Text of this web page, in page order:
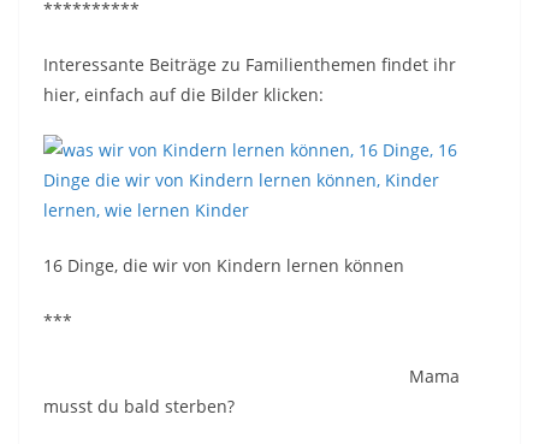
**********
Interessante Beiträge zu Familienthemen findet ihr
hier, einfach auf die Bilder klicken:
16 Dinge, die wir von Kindern lernen können
***
Mama
musst du bald sterben?